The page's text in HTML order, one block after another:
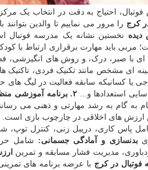
احتیاج به دقت در انتخاب یک
کرج را مرور می نماییم تا والدین
نخستین نشانه یک مدرسه فوتبال
باید مهارت برقراری ارتباط با
ای با صبر، درک، و روش های انگیزشی،
ای مشخص مانند تکنیک فردی، تاکتیک
کسانیکه سابقه فعالیت در لیگ های
استعدادها و... ۲. برنامه آموزشی منظم و علمی
گام به رشد مهارتی و ذهنی می
های اخلاقی در چارچوب بازی است.
پاس کاری، دریبل زنی، کنترل توپ،
بدنسازی و آمادگی جسمانی: شامل
مدیریت فشار مسابقه و تمرین
فوتبال در کرج با عرضه برنامه های